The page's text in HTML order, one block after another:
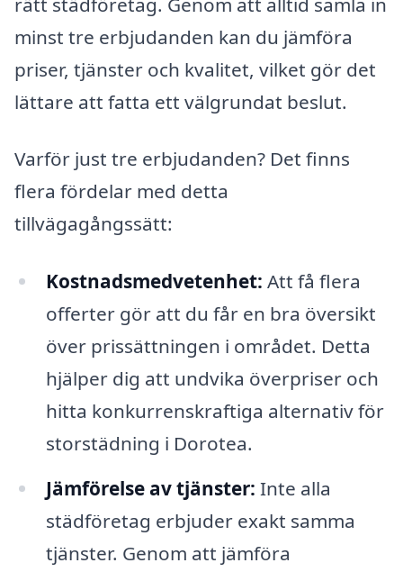
minst tre erbjudanden kan du jämföra
priser, tjänster och kvalitet, vilket gör det
lättare att fatta ett välgrundat beslut.
Varför just tre erbjudanden? Det finns
flera fördelar med detta
tillvägagångssätt:
Kostnadsmedvetenhet: Att få flera
offerter gör att du får en bra översikt
över prissättningen i området. Detta
hjälper dig att undvika överpriser och
hitta konkurrenskraftiga alternativ för
storstädning i Dorotea.
Jämförelse av tjänster: Inte alla
städföretag erbjuder exakt samma
tjänster. Genom att jämföra